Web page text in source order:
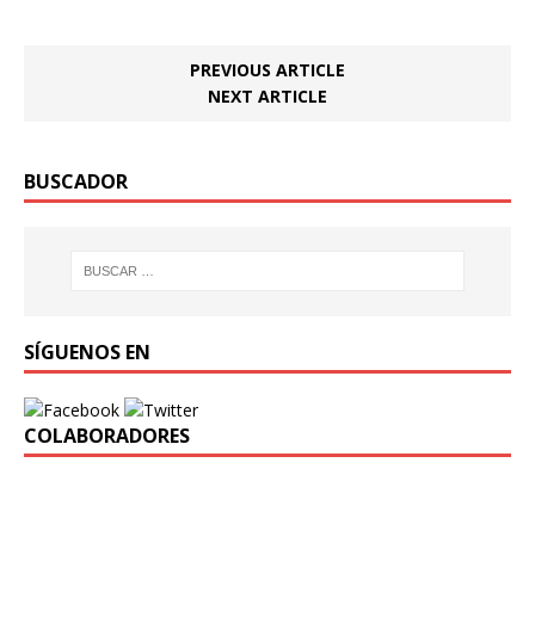
PREVIOUS ARTICLE
NEXT ARTICLE
BUSCADOR
SÍGUENOS EN
COLABORADORES